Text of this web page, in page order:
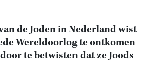
de Joden in Nederland wist
Wereldoorlog te ontkomen
te betwisten dat ze Joods